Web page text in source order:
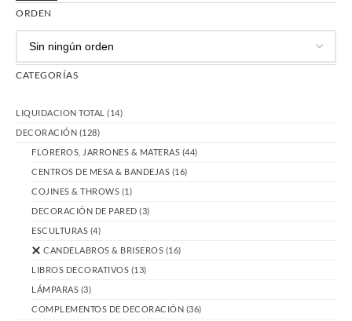
ORDEN
CATEGORÍAS
LIQUIDACION TOTAL (14)
DECORACIÓN (128)
FLOREROS, JARRONES & MATERAS (44)
CENTROS DE MESA & BANDEJAS (16)
COJINES & THROWS (1)
DECORACIÓN DE PARED (3)
ESCULTURAS (4)
CANDELABROS & BRISEROS (16)
LIBROS DECORATIVOS (13)
LÁMPARAS (3)
COMPLEMENTOS DE DECORACIÓN (36)